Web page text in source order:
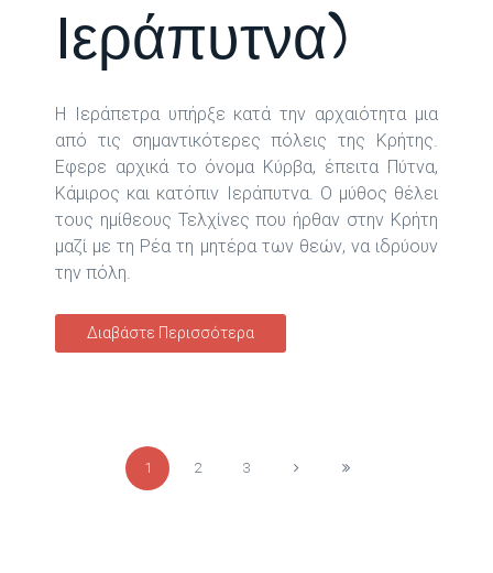
Ιεράπυτνα)
Η Ιεράπετρα υπήρξε κατά την αρχαιότητα μια
από τις σημαντικότερες πόλεις της Κρήτης.
Εφερε αρχικά το όνομα Κύρβα, έπειτα Πύτνα,
Κάμιρος και κατόπιν Ιεράπυτνα. Ο μύθος θέλει
τους ημίθεους Τελχίνες που ήρθαν στην Κρήτη
μαζί με τη Ρέα τη μητέρα των θεών, να ιδρύουν
την πόλη.
Διαβάστε Περισσότερα
1 2 3